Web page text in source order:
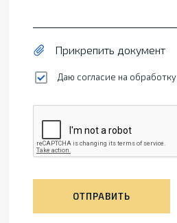
Прикрепить документ
Даю согласие на обработку
ОТПРАВИТЬ